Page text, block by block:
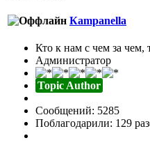
Кampanella
Кто к нам с чем за чем,
Администратор
Topic Author
Сообщений: 5285
Поблагодарили: 129